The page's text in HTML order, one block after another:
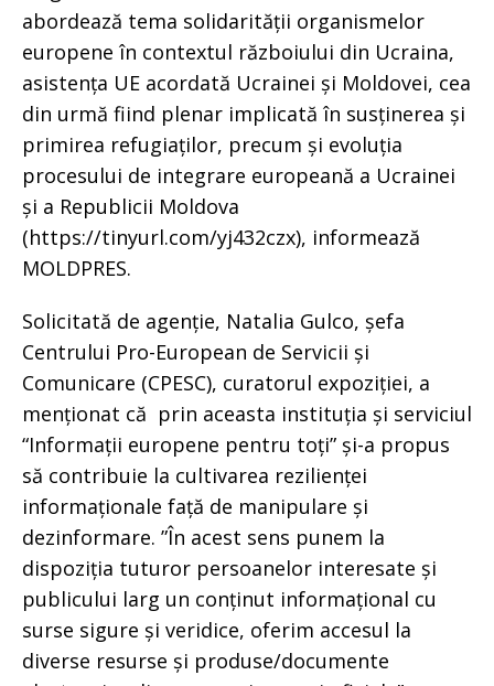
abordează tema solidarității organismelor
europene în contextul războiului din Ucraina,
asistența UE acordată Ucrainei și Moldovei, cea
din urmă fiind plenar implicată în susținerea și
primirea refugiaților, precum și evoluția
procesului de integrare europeană a Ucrainei
și a Republicii Moldova
(https://tinyurl.com/yj432czx), informează
MOLDPRES.
Solicitată de agenție, Natalia Gulco, șefa
Centrului Pro-European de Servicii și
Comunicare (CPESC), curatorul expoziției, a
menționat că prin aceasta instituția și serviciul
“Informații europene pentru toți” și-a propus
să contribuie la cultivarea rezilienței
informaționale față de manipulare și
dezinformare. ”În acest sens punem la
dispoziția tuturor persoanelor interesate și
publicului larg un conținut informațional cu
surse sigure și veridice, oferim accesul la
diverse resurse și produse/documente